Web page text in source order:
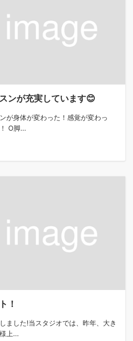
ンが充実しています😊
が身体が変わった！感覚が変わっ
O脚...
！
ました!当スタジオでは、昨年、大き
上...